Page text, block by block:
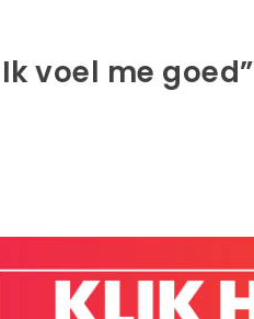
voel me goed”